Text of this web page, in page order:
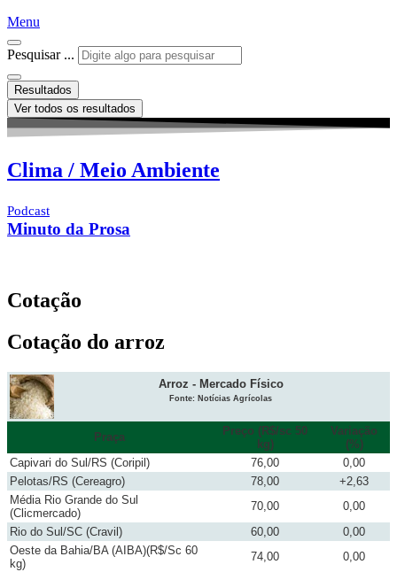
Menu
Pesquisar ...
Resultados
Ver todos os resultados
Clima / Meio Ambiente
Podcast
Minuto da Prosa
Cotação
Cotação do arroz
Arroz - Mercado Físico
Fonte: Notícias Agrícolas
Praça
Preço (R$/sc 50
kg)
Variação
(%)
Capivari do Sul/RS (Coripil)
76,00
0,00
Pelotas/RS (Cereagro)
78,00
+2,63
Média Rio Grande do Sul
(Clicmercado)
70,00
0,00
Rio do Sul/SC (Cravil)
60,00
0,00
Oeste da Bahia/BA (AIBA)(R$/Sc 60
kg)
74,00
0,00